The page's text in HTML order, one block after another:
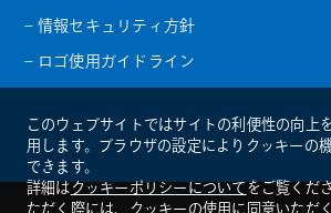
– 情報セキュリティ方針
– ロゴ使用ガイドライン
このウェブサイトではサイトの利便性の向上
用します。ブラウザの設定によりクッキーの
できます。
詳細はクッキーポリシーについてをご覧くだ
ただく際には、クッキーの使用に同意いただ